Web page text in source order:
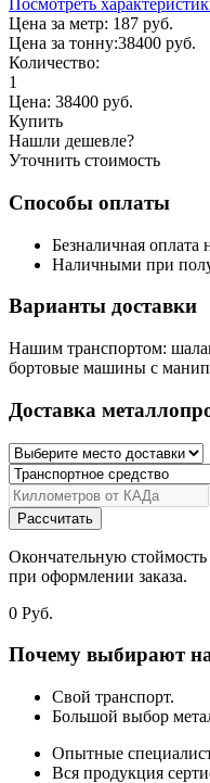
Посмотреть
Цена за метр: 187 руб.
Цена за тонну:38400 руб.
Количество:
1
Цена: 38400 руб.
Купить
Нашли дешевле?
Уточнить стоимость
Способы оплаты
Безналичная оплата
Наличными при
Варианты доставки
Нашим транспортом:
бортовые машины с
Доставка
Рассчитать
Окончательную
при оформлении заказа.
0 Руб.
Почему выбирают
Свой транспорт.
Большой выбор
Опытные
Вся продукция